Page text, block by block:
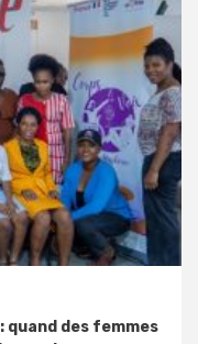
quand des femmes